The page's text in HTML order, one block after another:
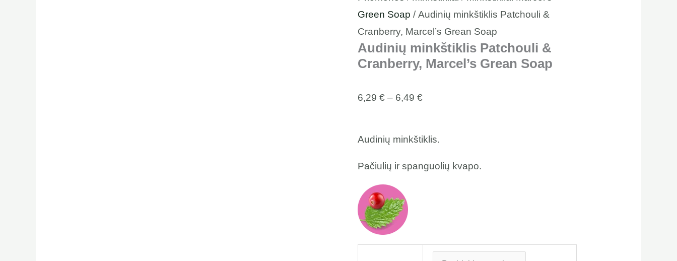
Green Soap / Audinių minkštiklis Patchouli &
Cranberry, Marcel’s Grean Soap
Audinių minkštiklis Patchouli &
Cranberry, Marcel’s Grean Soap
6,29 € – 6,49 €
Audinių minkštiklis.
Pačiulių ir spanguolių kvapo.